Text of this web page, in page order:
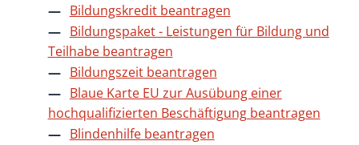
Bildungskredit beantragen
Bildungspaket - Leistungen für Bildung und
Teilhabe beantragen
Bildungszeit beantragen
Blaue Karte EU zur Ausübung einer
hochqualifizierten Beschäftigung beantragen
Blindenhilfe beantragen